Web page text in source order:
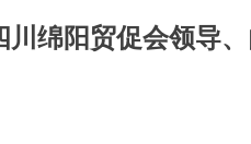
川绵阳贸促会领导